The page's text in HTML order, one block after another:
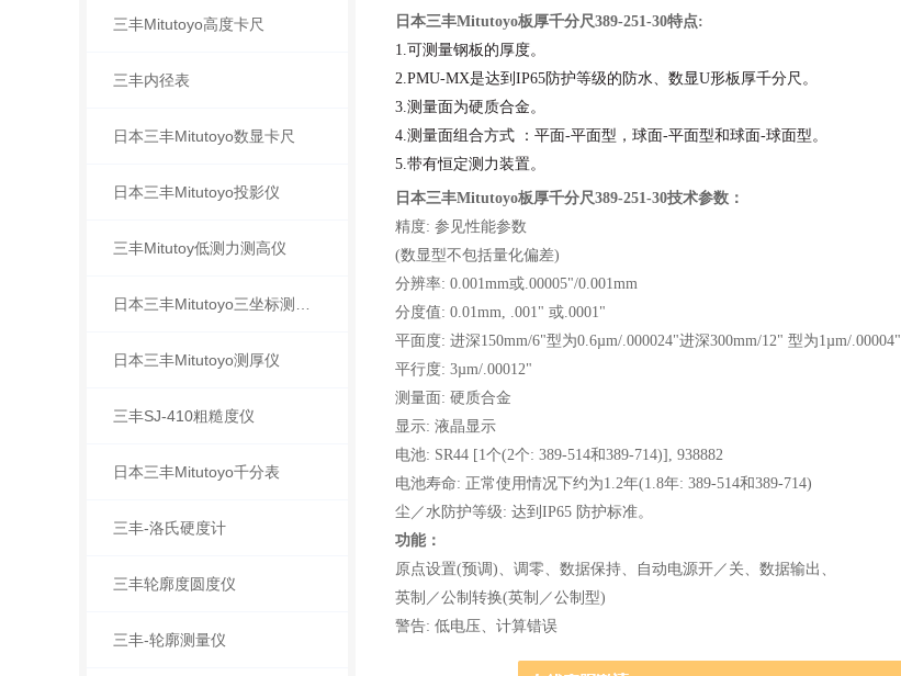
三丰Mitutoyo高度卡尺
三丰内径表
日本三丰Mitutoyo数显卡尺
日本三丰Mitutoyo投影仪
三丰Mitutoy低测力测高仪
日本三丰Mitutoyo测厚仪
三丰SJ-410粗糙度仪
日本三丰Mitutoyo千分表
三丰-洛氏硬度计
三丰轮廓度圆度仪
三丰-轮廓测量仪
日本三丰Mitutoyo板厚千分尺389-251-30特点:
1.可测量钢板的厚度。
2.PMU-MX是达到IP65防护等级的防水、数显U形板厚千分尺。
3.测量面为硬质合金。
4.测量面组合方式 ：平面-平面型，球面-平面型和球面-球面型。
5.带有恒定测力装置。
日本三丰Mitutoyo板厚千分尺389-251-30技术参数：
精度: 参见性能参数
(数显型不包括量化偏差)
分辨率: 0.001mm或.00005"/0.001mm
分度值: 0.01mm, .001" 或.0001"
平面度: 进深150mm/6"型为0.6µm/.000024"进深300mm/12" 型为1µm/.00004"
平行度: 3µm/.00012"
测量面: 硬质合金
显示: 液晶显示
电池: SR44 [1个(2个: 389-514和389-714)], 938882
电池寿命: 正常使用情况下约为1.2年(1.8年: 389-514和389-714)
尘／水防护等级: 达到IP65 防护标准。
功能：
原点设置(预调)、调零、数据保持、自动电源开／关、数据输出、
英制／公制转换(英制／公制型)
警告: 低电压、计算错误